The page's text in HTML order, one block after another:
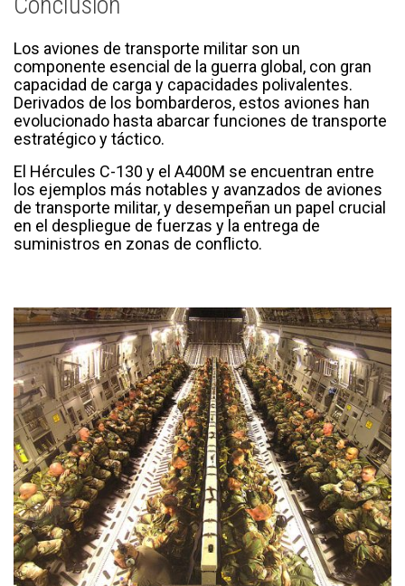
Los aviones de transporte militar son un
componente esencial de la guerra global, con gran
capacidad de carga y capacidades polivalentes.
Derivados de los bombarderos, estos aviones han
evolucionado hasta abarcar funciones de transporte
estratégico y táctico.
El Hércules C-130 y el A400M se encuentran entre
los ejemplos más notables y avanzados de aviones
de transporte militar, y desempeñan un papel crucial
en el despliegue de fuerzas y la entrega de
suministros en zonas de conflicto.